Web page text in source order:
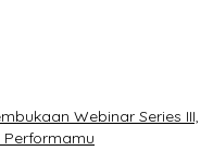
Webinar Series III,
Performamu